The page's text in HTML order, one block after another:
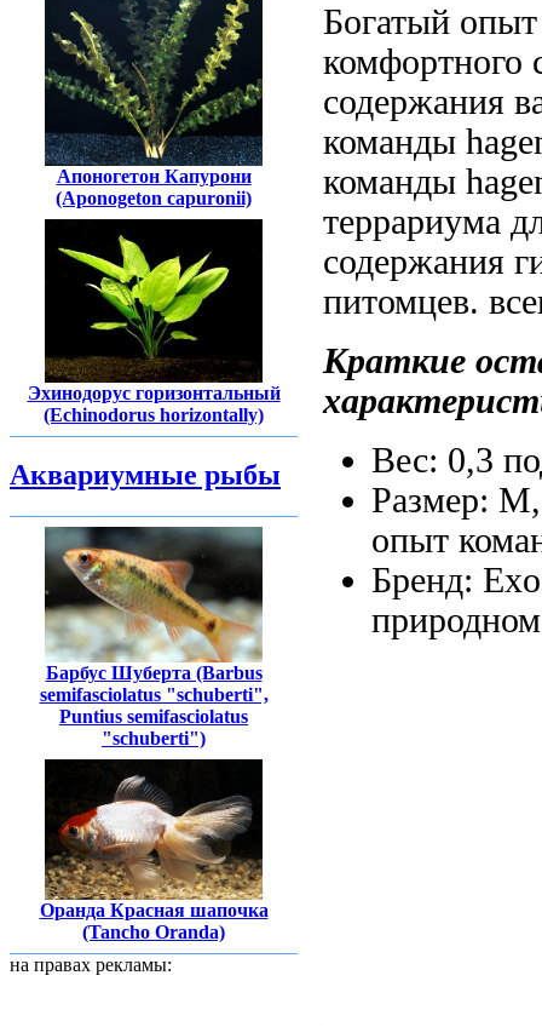
Апоногетон Капурони
(Aponogeton capuronii)
Эхинодорус горизонтальный
(Echinodorus horizontally)
Аквариумные рыбы
Барбус Шуберта (Barbus
semifasciolatus "schuberti",
Puntius semifasciolatus
"schuberti")
Оранда Красная шапочка
(Tancho Oranda)
на правах рекламы:
Богатый
комфортного
содержания
команды
команды
террариума
содержания
питомцев.
Краткие
Вес: 0,3
Размер:
опыт
Бренд: